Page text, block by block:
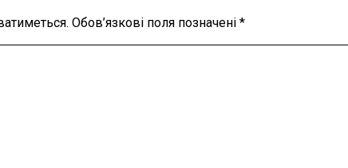
Обов’язкові поля позначені *